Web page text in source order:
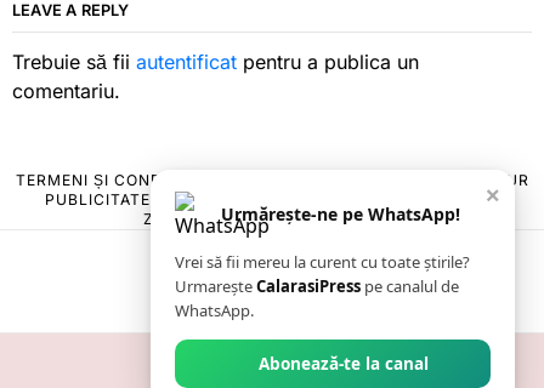
LEAVE A REPLY
Trebuie să fii autentificat pentru a publica un
comentariu.
TERMENI ȘI CONDIȚII
POLITICA DE ANULARE & RETUR
PUBLICITATE ONLINE & TIPĂRITĂ
CONTACT
ZIARUL ANUNȚUL CĂLĂRĂȘEAN
×
Urmărește-ne pe WhatsApp!
Vrei să fii mereu la curent cu toate știrile?
UrmareșteCalarasiPress pe canalul de
WhatsApp.
Abonează-te la canal